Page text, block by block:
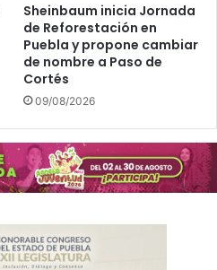
Sheinbaum inicia Jornada
de Reforestación en
Puebla y propone cambiar
de nombre a Paso de
Cortés
09/08/2026